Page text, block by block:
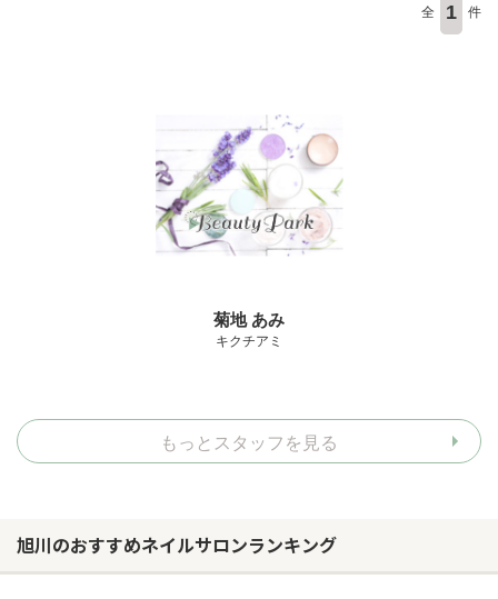
全 1 件
菊地 あみ
キクチアミ
もっとスタッフを見る
旭川のおすすめネイルサロンランキング